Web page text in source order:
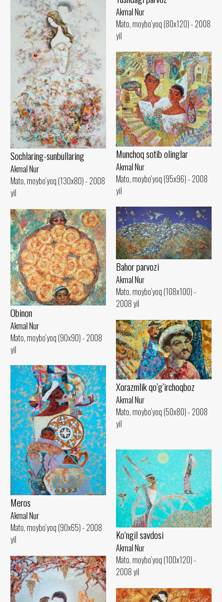
Akmal Nur
Mato, moybo‘yoq (80x120) - 2008
yil
Sochlaring-sunbullaring
Akmal Nur
Mato, moybo‘yoq (130x80) - 2008
yil
Munchoq sotib olinglar
Akmal Nur
Mato, moybo‘yoq (95x96) - 2008
yil
Bahor parvozi
Akmal Nur
Mato, moybo‘yoq (108x100) -
2008 yil
Obinon
Akmal Nur
Mato, moybo‘yoq (90x90) - 2008
yil
Xorazmlik qo’g’irchoqboz
Akmal Nur
Mato, moybo‘yoq (50x80) - 2008
yil
Meros
Akmal Nur
Mato, moybo‘yoq (90x65) - 2008
yil
Ko‘ngil savdosi
Akmal Nur
Mato, moybo‘yoq (100x120) -
2008 yil